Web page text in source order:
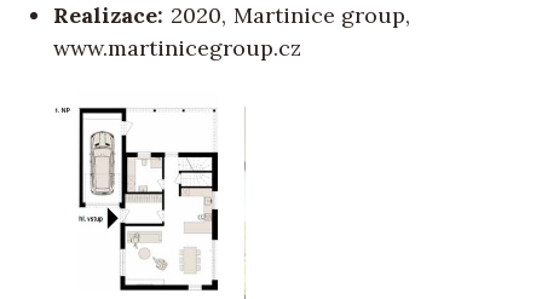
Realizace: 2020, Martinice group,
www.martinicegroup.cz